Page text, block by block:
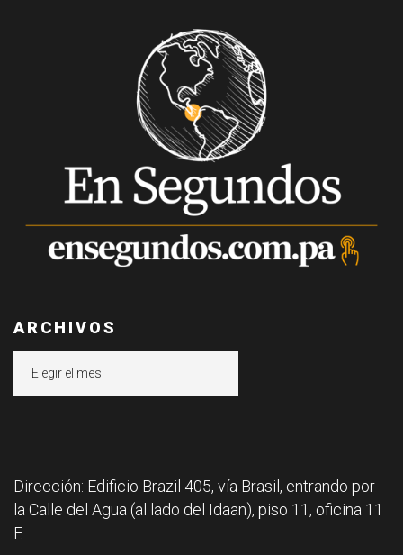
ARCHIVOS
Dirección: Edificio Brazil 405, vía Brasil, entrando por
la Calle del Agua (al lado del Idaan), piso 11, oficina 11
F.